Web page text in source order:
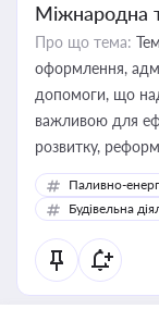
Міжнародна
Про що тема:
оформлення,
допомоги, що
важливою для
розвитку,
Паливно-
Будівельна